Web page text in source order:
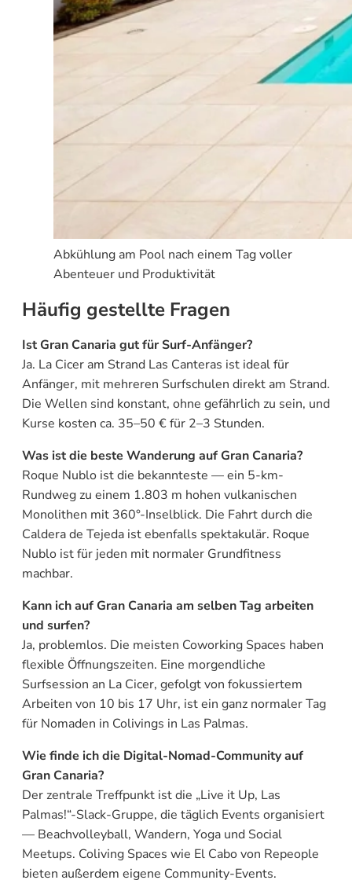
Abkühlung am Pool nach einem Tag voller
Abenteuer und Produktivität
Häufig gestellte Fragen
Ist Gran Canaria gut für Surf-Anfänger?
Ja. La Cicer am Strand Las Canteras ist ideal für
Anfänger, mit mehreren Surfschulen direkt am Strand.
Die Wellen sind konstant, ohne gefährlich zu sein, und
Kurse kosten ca. 35–50 € für 2–3 Stunden.
Was ist die beste Wanderung auf Gran Canaria?
Roque Nublo ist die bekannteste — ein 5-km-
Rundweg zu einem 1.803 m hohen vulkanischen
Monolithen mit 360°-Inselblick. Die Fahrt durch die
Caldera de Tejeda ist ebenfalls spektakulär. Roque
Nublo ist für jeden mit normaler Grundfitness
machbar.
Kann ich auf Gran Canaria am selben Tag arbeiten
und surfen?
Ja, problemlos. Die meisten Coworking Spaces haben
flexible Öffnungszeiten. Eine morgendliche
Surfsession an La Cicer, gefolgt von fokussiertem
Arbeiten von 10 bis 17 Uhr, ist ein ganz normaler Tag
für Nomaden in Colivings in Las Palmas.
Wie finde ich die Digital-Nomad-Community auf
Gran Canaria?
Der zentrale Treffpunkt ist die „Live it Up, Las
Palmas!“-Slack-Gruppe, die täglich Events organisiert
— Beachvolleyball, Wandern, Yoga und Social
Meetups. Coliving Spaces wie El Cabo von Repeople
bieten außerdem eigene Community-Events.